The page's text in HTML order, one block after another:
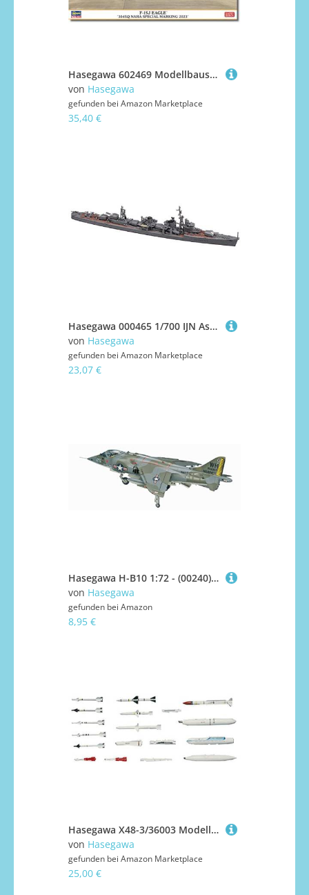
Hasegawa 602469 Modellbausatz, Mehrfarbig
von Hasegawa
gefunden bei Amazon Marketplace
35,40 €
Hasegawa 000465 1/700 IJN Asashimo, Waterline Plastikmodellbausatz, Modelleisenbahnzubehör, Hobby, Modellbau, Mehrfarbig
von Hasegawa
gefunden bei Amazon Marketplace
23,07 €
Hasegawa H-B10 1:72 - (00240) AV-8A Harrier Plastic Model kit
von Hasegawa
gefunden bei Amazon
8,95 €
Hasegawa X48-3/36003 Modellbausatz, Zubehör, Mehrfarbig, HSGS1883
von Hasegawa
gefunden bei Amazon Marketplace
25,00 €